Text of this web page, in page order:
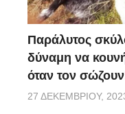
Παράλυτος
δύναμη να
όταν τον
27 ΔΕΚΕΜΒΡΊΟΥ,